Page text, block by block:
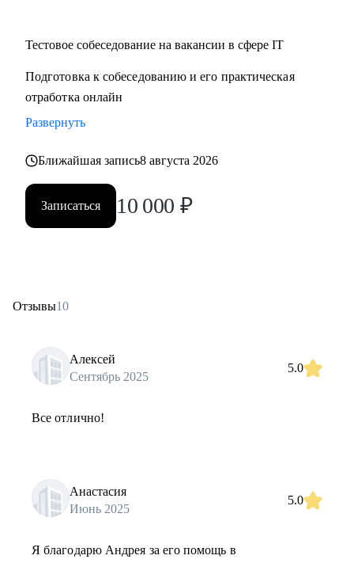
Тестовое собеседование на вакансии в сфере IT
Подготовка к собеседованию и его практическая
отработка онлайн
Развернуть
Ближайшая запись8 августа 2026
Записаться 10 000 ₽
Отзывы10
Алексей
Сентябрь 2025
5.0
Все отлично!
Анастасия
Июнь 2025
5.0
Я благодарю Андрея за его помощь в